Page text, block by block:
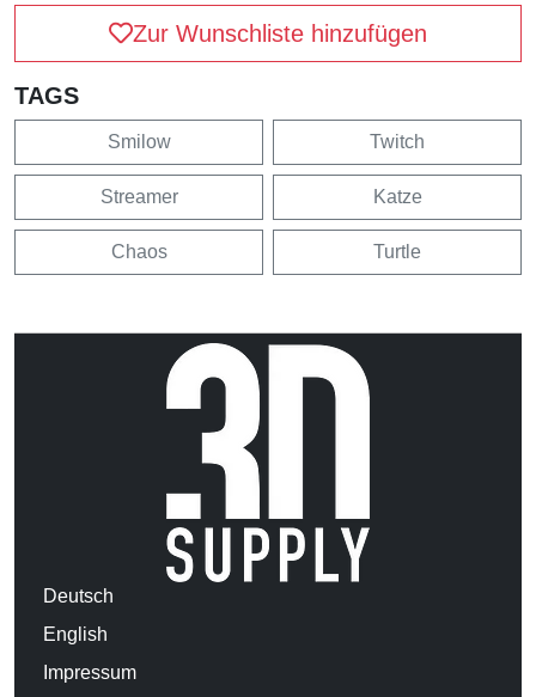
Zur Wunschliste hinzufügen
TAGS
Smilow Twitch
Streamer Katze
Chaos Turtle
Deutsch
English
Impressum